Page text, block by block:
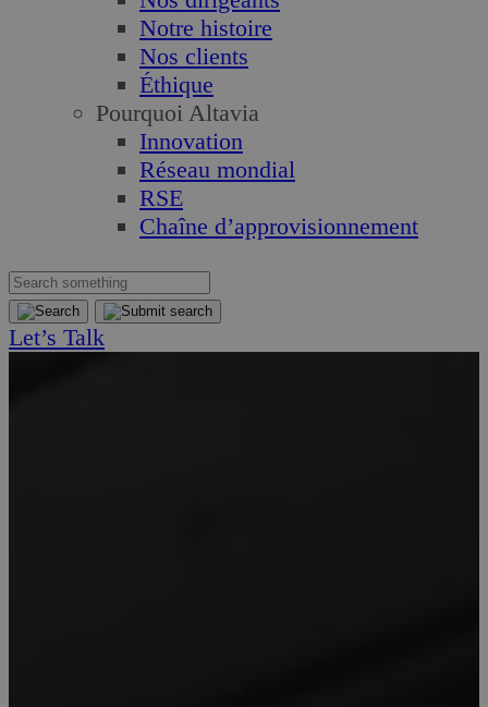
Notre histoire
Nos clients
Éthique
Pourquoi Altavia
Innovation
Réseau mondial
RSE
Chaîne d’approvisionnement
Let’s Talk